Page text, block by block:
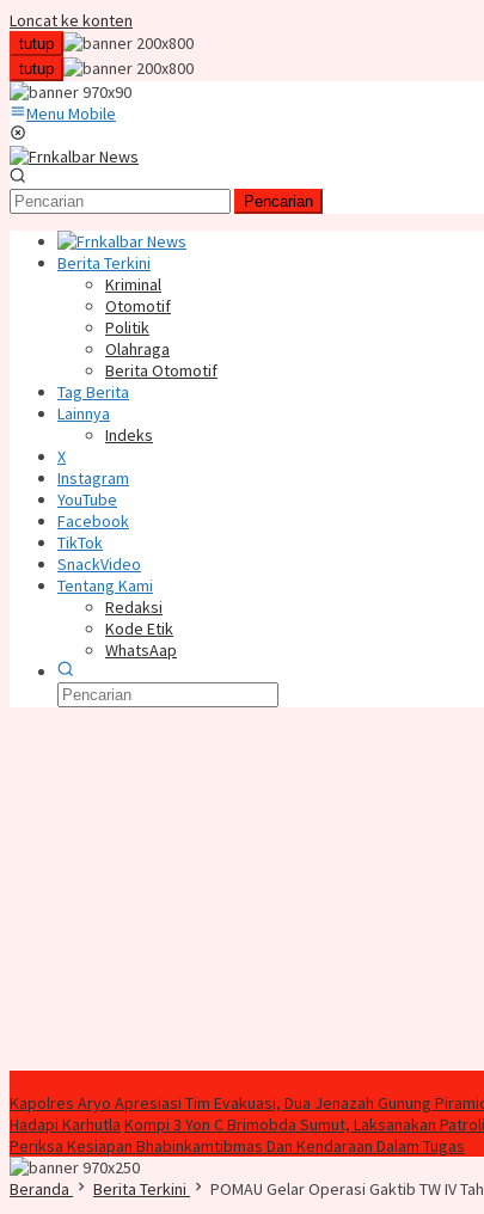
Loncat ke konten
tutup
tutup
Menu Mobile
Pencarian
Berita Terkini
Kriminal
Otomotif
Politik
Olahraga
Berita Otomotif
Tag Berita
Lainnya
Indeks
X
Instagram
YouTube
Facebook
TikTok
SnackVideo
Tentang Kami
Redaksi
Kode Etik
WhatsAap
Kapolres Aryo Apresiasi Tim Evakuasi, Dua Jenazah Gunung
Hadapi Karhutla Kompi 3 Yon C Brimobda Sumut, Laksanakan
Periksa Kesiapan Bhabinkamtibmas Dan Kendaraan Dalam Tugas
Beranda
Berita Terkini POMAU Gelar Operasi Gaktib TW IV